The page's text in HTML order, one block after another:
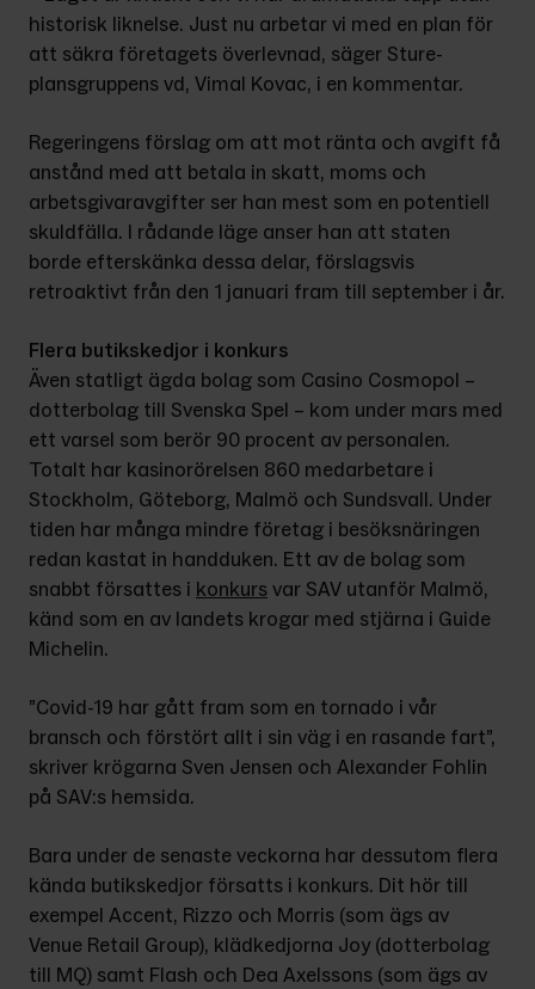
historisk liknelse. Just nu arbetar vi med en plan för
att säkra företagets överlevnad, säger Sture­
plansgruppens vd, Vimal Kovac, i en kommentar.
Regeringens förslag om att mot ränta och avgift få
anstånd med att betala in skatt, moms och
arbetsgivar­avgifter ser han mest som en potentiell
skuldfälla. I rådande läge anser han att staten
borde efterskänka dessa delar, förslagsvis
retroaktivt från den 1 januari fram till september i år.
Flera butikskedjor i konkurs
Även statligt ägda bolag som Casino Cosmopol –
dotterbolag till Svenska Spel – kom under mars med
ett varsel som berör 90 procent av personalen.
Totalt har kasinorörelsen 860 medar­betare i
Stockholm, Göteborg, Malmö och Sundsvall. Under
tiden har många mindre företag i besöksnäringen
redan kastat in handduken. Ett av de bolag som
snabbt försattes i konkurs var SAV utanför Malmö,
känd som en av landets krogar med stjärna i Guide
Michelin.
”Covid-19 har gått fram som en tor­nado i vår
bransch och förstört allt i sin väg i en rasande fart”,
skriver krögarna Sven Jensen och Alexander Fohlin
på SAV:s hemsida.
Bara under de senaste veckorna har dessutom flera
kända butikskedjor försatts i konkurs. Dit hör till
exempel Accent, Rizzo och Morris (som ägs av
Venue Retail Group), klädkedjorna Joy (dotterbolag
till MQ) samt Flash och Dea Axelssons (som ägs av